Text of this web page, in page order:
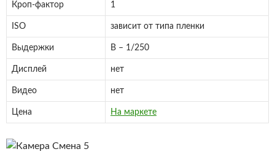
Кроп-фактор 1
ISO зависит от типа пленки
Выдержки B – 1/250
Дисплей нет
Видео нет
Цена На маркете